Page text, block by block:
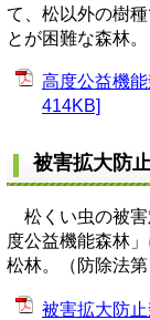
て、松以外の樹
とが困難な森林
高度公益機
414KB]
被害拡大防
松くい虫の被害
度公益機能森林
松林。（防除法第
被害拡大防